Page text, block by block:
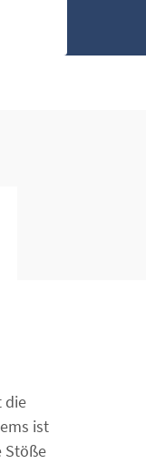
die
ist
Stöße